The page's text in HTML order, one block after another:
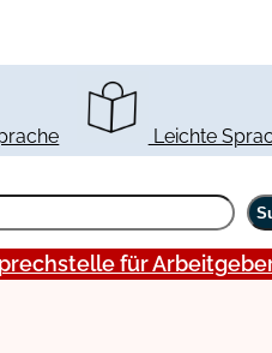
Leichte
für